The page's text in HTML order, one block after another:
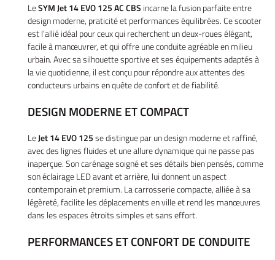
LeSYM Jet 14 EVO 125 AC CBS incarne la fusion parfaite entre
design moderne, praticité et performances équilibrées. Ce scooter
est l’allié idéal pour ceux qui recherchent un deux-roues élégant,
facile à manœuvrer, et qui offre une conduite agréable en milieu
urbain. Avec sa silhouette sportive et ses équipements adaptés à
la vie quotidienne, il est conçu pour répondre aux attentes des
conducteurs urbains en quête de confort et de fiabilité.
DESIGN MODERNE ET COMPACT
LeJet 14 EVO 125se distingue par un design moderne et raffiné,
avec des lignes fluides et une allure dynamique qui ne passe pas
inaperçue. Son carénage soigné et ses détails bien pensés, comme
son éclairage LED avant et arrière, lui donnent un aspect
contemporain et premium. La carrosserie compacte, alliée à sa
légèreté, facilite les déplacements en ville et rend les manœuvres
dans les espaces étroits simples et sans effort.
PERFORMANCES ET CONFORT DE CONDUITE